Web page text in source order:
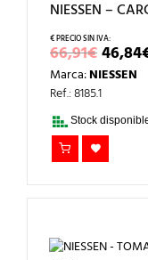
NIESSEN –
66,91€EL
ERA:
66,91€.
46,84
Marca:NIESSEN
Ref.: 8185.1
Stock